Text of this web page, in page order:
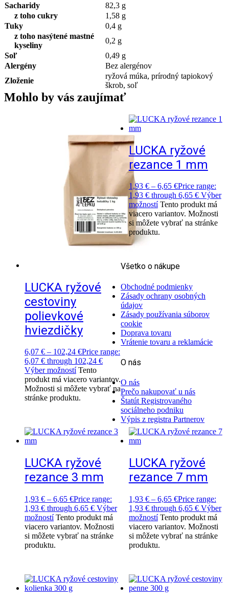
Sacharidy
82,3 g
z toho cukry
1,58 g
Tuky
0,4 g
z toho nasýtené mastné
kyseliny
0,2 g
Soľ
0,49 g
Alergény
Bez alergénov
Zloženie
ryžová múka, prírodný tapiokový
škrob, soľ
LUCKA ryžové
cestoviny
polievkové
hviezdičky
6,07 € – 102,24 €Price range:
6,07 € through 102,24 €
Výber možností Tento
produkt má viacero variantov.
Možnosti si môžete vybrať na
stránke produktu.
LUCKA ryžové
rezance 1 mm
1,93 € – 6,65 €Price range:
1,93 € through 6,65 € Výber
možností Tento produkt má
viacero variantov. Možnosti
si môžete vybrať na stránke
produktu.
LUCKA ryžové
rezance 3 mm
1,93 € – 6,65 €Price range:
1,93 € through 6,65 € Výber
možností Tento produkt má
viacero variantov. Možnosti
si môžete vybrať na stránke
produktu.
LUCKA ryžové
rezance 7 mm
1,93 € – 6,65 €Price range:
1,93 € through 6,65 € Výber
možností Tento produkt má
viacero variantov. Možnosti
si môžete vybrať na stránke
produktu.
Všetko o nákupe
Obchodné podmienky
Zásady ochrany osobných
údajov
Zásady používania súborov
cookie
Doprava tovaru
Vrátenie tovaru a reklamácie
O nás
O nás
Prečo nakupovať u nás
Štatút Registrovaného
sociálneho podniku
Výpis z registra Partnerov